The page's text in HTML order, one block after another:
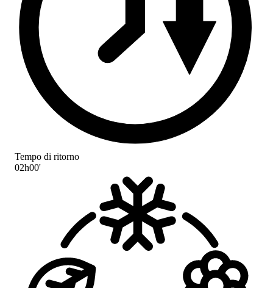
Tempo di ritorno
02h00'